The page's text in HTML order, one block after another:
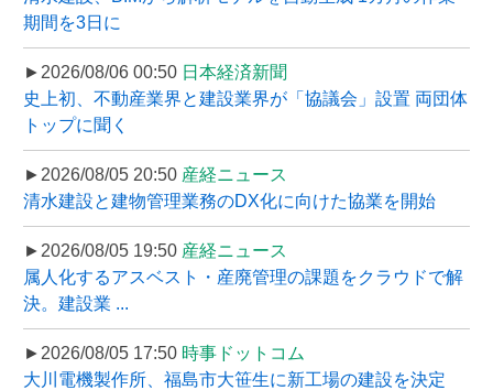
期間を3日に
►2026/08/06 00:50 日本経済新聞
史上初、不動産業界と建設業界が「協議会」設置 両団体
トップに聞く
►2026/08/05 20:50 産経ニュース
清水建設と建物管理業務のDX化に向けた協業を開始
►2026/08/05 19:50 産経ニュース
属人化するアスベスト・産廃管理の課題をクラウドで解
決。建設業 ...
►2026/08/05 17:50 時事ドットコム
大川電機製作所、福島市大笹生に新工場の建設を決定